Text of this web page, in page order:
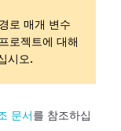
경로 매개 변수
로젝트에 대해
시오.
문서 를 참조하십